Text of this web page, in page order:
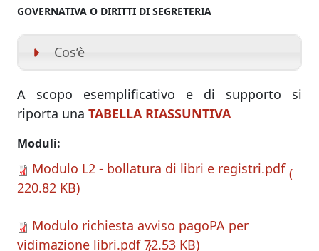
GOVERNATIVA O DIRITTI DI SEGRETERIA
Cos’è
A scopo esemplificativo e di supporto si
riporta una TABELLA RIASSUNTIVA
Moduli
Modulo L2 - bollatura di libri e registri.pdf
220.82 KB
Modulo richiesta avviso pagoPA per
vidimazione libri.pdf 72.53 KB